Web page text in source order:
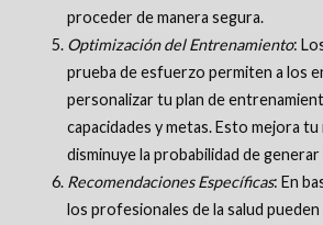
proceder de manera segura.
Optimización del Entrenamiento:
prueba de esfuerzo permiten a los
personalizar tu plan de
capacidades y metas. Esto mejora
disminuye la probabilidad de
Recomendaciones Específicas: En
los profesionales de la salud